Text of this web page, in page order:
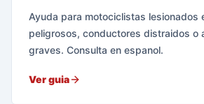
Ayuda para motociclistas lesionados
peligrosos, conductores distraidos o
graves. Consulta en espanol.
Ver guia